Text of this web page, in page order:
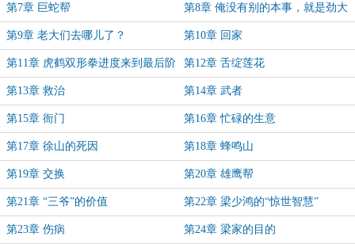
第7章 巨蛇帮 第8章 俺没有别的本事，就是劲大
第9章 老大们去哪儿了？ 第10章 回家
第11章 虎鹤双形拳进度来到最后阶
段
第12章 舌绽莲花
第13章 救治 第14章 武者
第15章 衙门 第16章 忙碌的生意
第17章 徐山的死因 第18章 蜂鸣山
第19章 交换 第20章 雄鹰帮
第21章 “三爷”的价值 第22章 梁少鸿的“惊世智慧”
第23章 伤病 第24章 梁家的目的